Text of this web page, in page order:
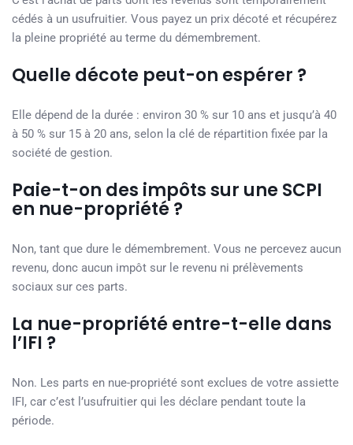
cédés à un usufruitier. Vous payez un prix décoté et récupérez
la pleine propriété au terme du démembrement.
Quelle décote peut-on espérer ?
Elle dépend de la durée : environ 30 % sur 10 ans et jusqu’à 40
à 50 % sur 15 à 20 ans, selon la clé de répartition fixée par la
société de gestion.
Paie-t-on des impôts sur une SCPI
en nue-propriété ?
Non, tant que dure le démembrement. Vous ne percevez aucun
revenu, donc aucun impôt sur le revenu ni prélèvements
sociaux sur ces parts.
La nue-propriété entre-t-elle dans
l’IFI ?
Non. Les parts en nue-propriété sont exclues de votre assiette
IFI, car c’est l’usufruitier qui les déclare pendant toute la
période.